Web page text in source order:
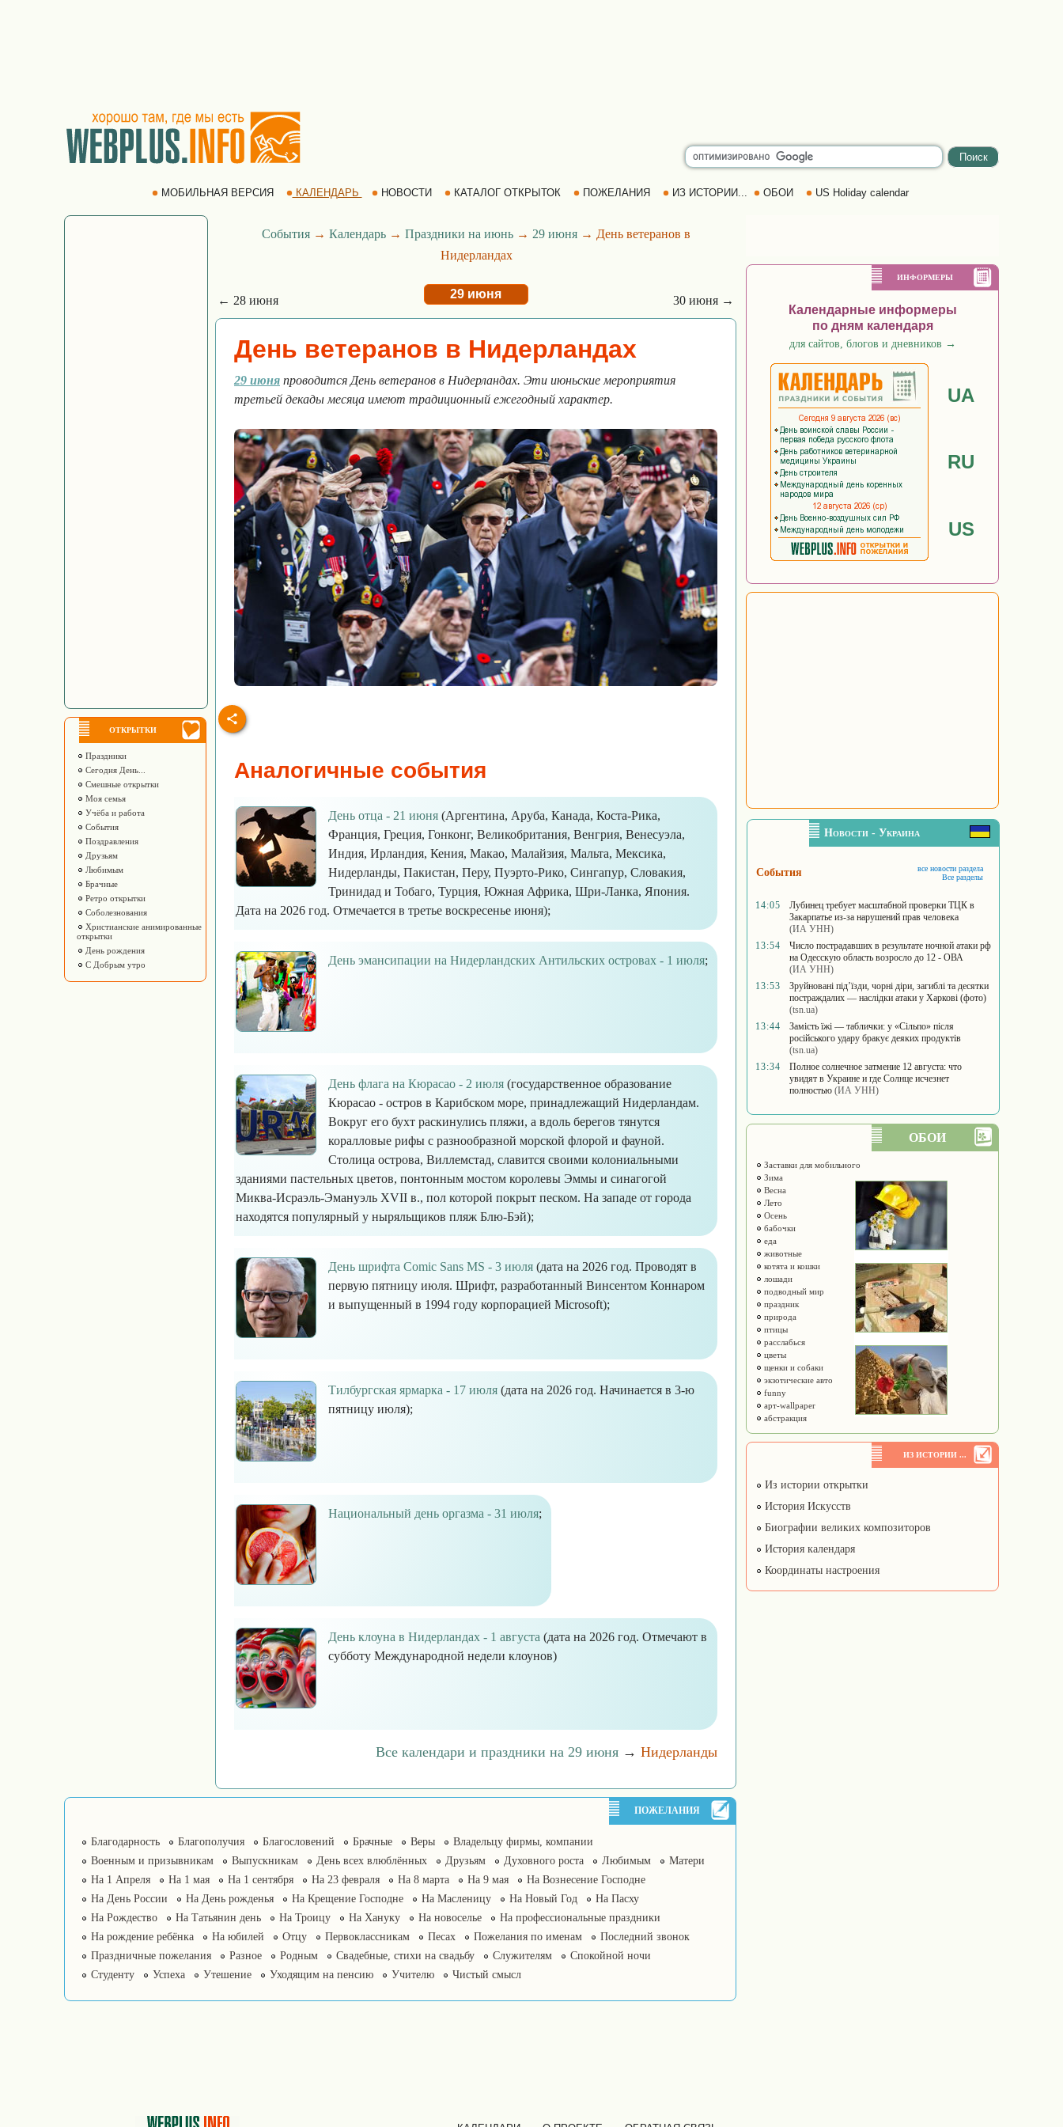
МОБИЛЬНАЯ ВЕРСИЯ КАЛЕНДАРЬ НОВОСТИ КАТАЛОГ ОТКРЫТОК ПОЖЕЛАНИЯ ИЗ ИСТОРИИ... ОБОИ US Holiday calendar
ОТКРЫТКИ
Праздники
Сегодня День...
Смешные открытки
Моя семья
Учёба и работа
События
Поздравления
Друзьям
Любимым
Брачные
Ретро открытки
Соболезнования
Христианские анимированные
открытки
День рождения
С Добрым утро
События → Календарь → Праздники на июнь → 29 июня → День ветеранов в
Нидерландах
← 28 июня 29 июня 30 июня →
День ветеранов в Нидерландах
29 июня проводится День ветеранов в Нидерландах. Эти июньские мероприятия
третьей декады месяца имеют традиционный ежегодный характер.
Аналогичные события
День отца - 21 июня (Аргентина, Аруба, Канада, Коста-Рика,
Франция, Греция, Гонконг, Великобритания, Венгрия, Венесуэла,
Индия, Ирландия, Кения, Макао, Малайзия, Мальта, Мексика,
Нидерланды, Пакистан, Перу, Пуэрто-Рико, Сингапур, Словакия,
Тринидад и Тобаго, Турция, Южная Африка, Шри-Ланка, Япония.
Дата на 2026 год. Отмечается в третье воскресенье июня);
День эмансипации на Нидерландских Антильских островах - 1 июля;
День флага на Кюрасао - 2 июля (государственное образование
Кюрасао - остров в Карибском море, принадлежащий Нидерландам.
Вокруг его бухт раскинулись пляжи, а вдоль берегов тянутся
коралловые рифы с разнообразной морской флорой и фауной.
Столица острова, Виллемстад, славится своими колониальными
зданиями пастельных цветов, понтонным мостом королевы Эммы и cинагогой
Миква-Исраэль-Эмануэль XVII в., пол которой покрыт песком. На западе от города
находятся популярный у ныряльщиков пляж Блю-Бэй);
День шрифта Comic Sans MS - 3 июля (дата на 2026 год. Проводят в
первую пятницу июля. Шрифт, разработанный Винсентом Коннаром
и выпущенный в 1994 году корпорацией Microsoft);
Тилбургская ярмарка - 17 июля (дата на 2026 год. Начинается в 3-ю
пятницу июля);
Национальный день оргазма - 31 июля;
День клоуна в Нидерландах - 1 августа (дата на 2026 год. Отмечают в
субботу Международной недели клоунов)
Все календари и праздники на 29 июня → Нидерланды
ПОЖЕЛАНИЯ
Благодарность Благополучия Благословений Брачные Веры
Владельцу фирмы, компании
Военным и призывникам
Выпускникам День всех влюблённых Друзьям Духовного роста Любимым
Матери
На 1 Апреля
На 1 мая На 1 сентября На 23 февраля На 8 марта На 9 мая
На Вознесение Господне
На День России
На День рожденья На Крещение Господне На Масленицу На Новый Год
На Пасху
На Рождество
На Татьянин день На Троицу На Хануку На новоселье
На профессиональные праздники
На рождение ребёнка
На юбилей Отцу Первоклассникам Песах Пожелания по именам
Последний звонок
Праздничные пожелания
Разное Родным Свадебные, стихи на свадьбу Служителям
Спокойной ночи
Студенту
Успеха Утешение Уходящим на пенсию Учителю Чистый смысл
ИНФОРМЕРЫ
Календарные информеры
по дням календаря
для сайтов, блогов и дневников →
UA
RU
US
Новости - Украина
События
все новости раздела
Все разделы
14:05
Лубинец требует масштабной проверки ТЦК в
Закарпатье из-за нарушений прав человека
(ИА УНН)
13:54
Число пострадавших в результате ночной атаки рф
на Одесскую область возросло до 12 - ОВА
(ИА УНН)
13:53
Зруйновані під’їзди, чорні діри, загиблі та десятки
постраждалих — наслідки атаки у Харкові (фото)
(tsn.ua)
13:44
Замість їжі — таблички: у «Сільпо» після
російського удару бракує деяких продуктів
(tsn.ua)
13:34
Полное солнечное затмение 12 августа: что
увидят в Украине и где Солнце исчезнет
полностью (ИА УНН)
ОБОИ
Заставки для мобильного
Зима
Весна
Лето
Осень
бабочки
еда
животные
котята и кошки
лошади
подводный мир
праздник
природа
птицы
расслабься
цветы
щенки и собаки
экзотические авто
funny
арт-wallpaper
абстракция
ИЗ ИСТОРИИ ...
Из истории открытки
История Искусств
Биографии великих композиторов
История календаря
Координаты настроения